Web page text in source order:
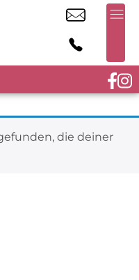
die deiner